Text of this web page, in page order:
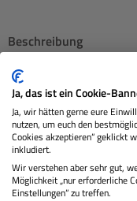
Beschreibung
Wenn Sie Mirage 2025
nutzen möchten,
die über di…Mehr
Bewertungen
Ja, das ist ein Cookie-
Ja, wir hätten gerne eure
nutzen, um euch den
Cookies akzeptieren“ geklickt
inkludiert.
Wir verstehen aber sehr gut,
Möglichkeit „nur erforderliche
Einstellungen“ zu treffen.